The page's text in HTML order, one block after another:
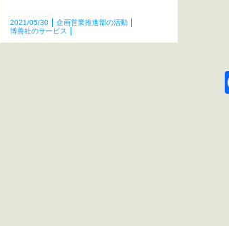
2021/05/30
企画営業推進部の活動
博善社のサービス